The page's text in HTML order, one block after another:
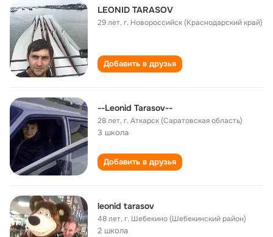
LEONID TARASOV
29 лет,г. Новороссийск (Краснодарский край)
Добавить в друзья
--Leonid Tarasov--
28 лет,г. Аткарск (Саратовская область)
3 школа
Добавить в друзья
leonid tarasov
48 лет,г. Шебекино (Шебекинский район)
2 школа